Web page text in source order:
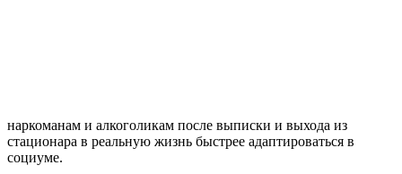
наркоманам и алкоголикам после выписки и выхода из
стационара в реальную жизнь быстрее адаптироваться в
социуме.